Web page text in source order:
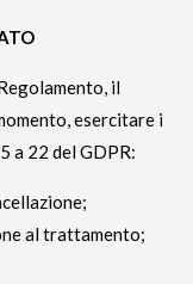
il
esercitare i
a 22 del GDPR:
al trattamento;